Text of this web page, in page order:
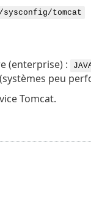
tomcat
(enterprise) :
peu
Tomcat.